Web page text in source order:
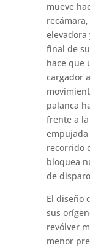
mueve
final de
hace que
cargador
palanca
frente a
recorrido
bloquea
de
El diseño
sus
revólver
menor